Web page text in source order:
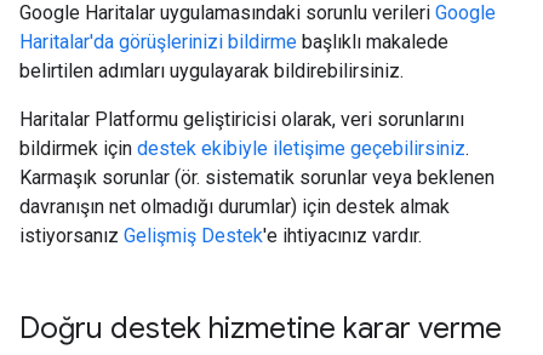
Google Haritalar uygulamasındaki sorunlu verileri Google
Haritalar'da görüşlerinizi bildirme başlıklı makalede
belirtilen adımları uygulayarak bildirebilirsiniz.
Haritalar Platformu geliştiricisi olarak, veri sorunlarını
bildirmek için destek ekibiyle iletişime geçebilirsiniz.
Karmaşık sorunlar (ör. sistematik sorunlar veya beklenen
davranışın net olmadığı durumlar) için destek almak
istiyorsanız Gelişmiş Destek'e ihtiyacınız vardır.
Doğru destek hizmetine karar verme